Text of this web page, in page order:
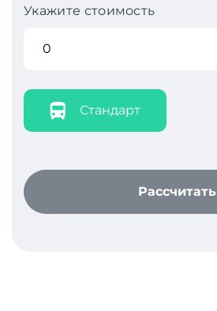
Укажите стоимость
Стандарт
Рассчитать